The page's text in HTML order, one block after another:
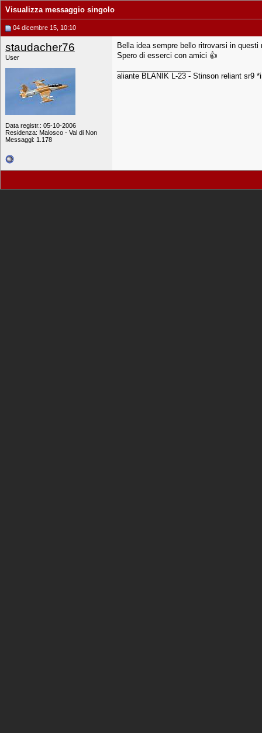
Visualizza messaggio singolo
04 dicembre 15, 10:10
staudacher76
User
Data registr.: 05-10-2006
Residenza: Malosco - Val di Non
Messaggi: 1.178
Bella idea sempre bello ritrovarsi in questi
Spero di esserci con amici 👍
aliante BLANIK L-23 - Stinson reliant sr9